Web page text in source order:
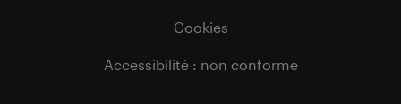
Cookies
Accessibilité : non conforme